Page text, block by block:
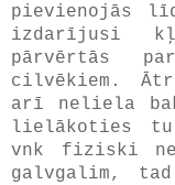
pievienojās
izdarījusi
pārvērtās
cilvēkiem.
arī neliela
lielākoties
vnk fiziski
galvgalim,